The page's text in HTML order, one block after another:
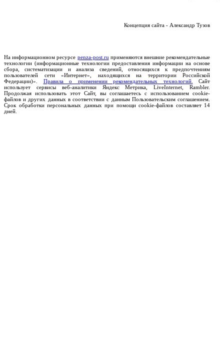
Концепция сайта - Александр Тузов
На информационном ресурсе penza-post.ru применяются внешние рекомендательные
технологии (информационные технологии предоставления информации на основе
сбора, систематизации и анализа сведений, относящихся к предпочтениям
пользователей сети «Интернет», находящихся на территории Российской
Федерации)». Правила о применении рекомендательных технологий.
Сайт
использует сервисы веб-аналитики Яндекс Метрика, LiveInternet, Rambler.
Продолжая использовать этот Сайт, вы соглашаетесь с использованием cookie-
файлов и других данных в соответствии с данным Пользовательским соглашением.
Срок обработки персональных данных при помощи cookie-файлов составляет 14
дней.